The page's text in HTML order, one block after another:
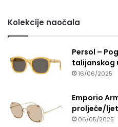
Kolekcije naočala
Persol –
talijanskog
16/06/2025
Emporio
proljeće/
06/05/2025